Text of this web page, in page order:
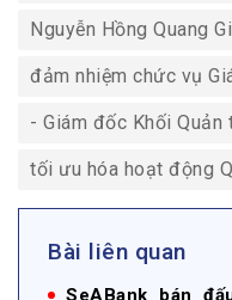
Nguyễn Hồng Quang
đảm nhiệm chức vụ
- Giám đốc Khối Quản
tối ưu hóa hoạt động
Bài liên quan
SeABank bán